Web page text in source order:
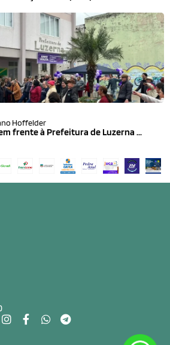
Hoffelder
frente à Prefeitura de Luzerna ...